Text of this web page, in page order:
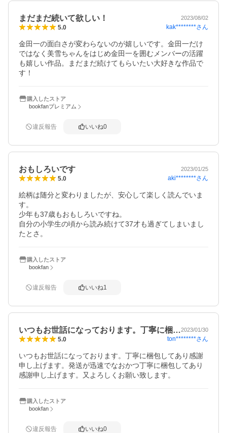
まだまだ続いて欲しい！ 2023/08/02
5.0 kak********さん
金田一の面白さが変わらないのが嬉しいです。金田一だけ
ではなく美雪ちゃんをはじめ金田一を囲むメンバーの活躍
も嬉しい作品。まだまだ続けてもらいたい大好きな作品で
す！
購入したストア
bookfanプレミアム
違反報告 いいね0
おもしろいです 2023/01/25
5.0 aki********さん
絵柄は随分と変わりましたが、安心して楽しく読んでいま
す。
少年も37歳もおもしろいですね。
自分の小学生の頃から読み続けて37才も過ぎてしまいまし
たとさ。
購入したストア
bookfan
違反報告 いいね1
いつもお世話になっております。丁寧に梱…2023/01/30
5.0 ton********さん
いつもお世話になっております。丁寧に梱包してあり感謝
申し上げます。発送が迅速でなおかつ丁寧に梱包してあり
感謝申し上げます。又よろしくお願い致します。
購入したストア
bookfan
違反報告 いいね0